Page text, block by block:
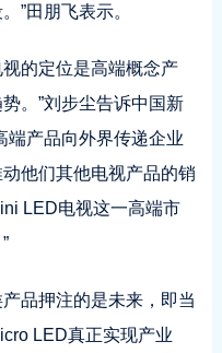
”田朋飞表示。
的定位是高端概念产
。”刘步尘告诉中国新
端产品向外界传递企业
他们其他电视产品的销
LED电视这一高端市
品押注的是未来，即当
LED真正实现产业